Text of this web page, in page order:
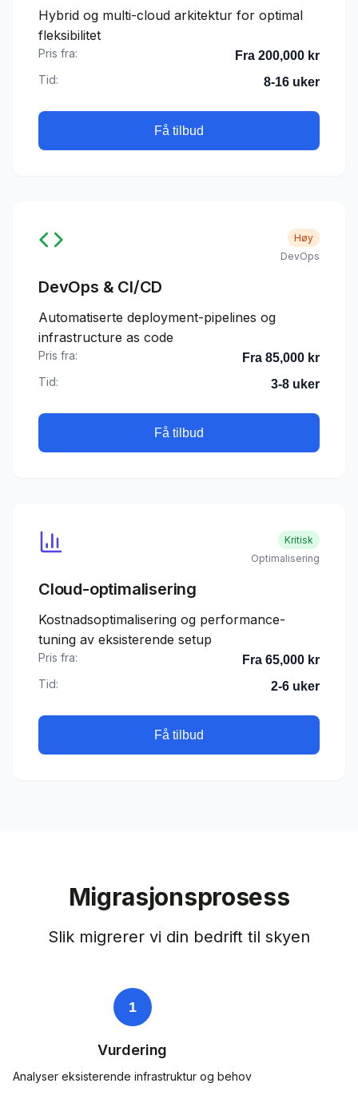
Hybrid og multi-cloud arkitektur for optimal
fleksibilitet
Pris fra:
Fra 200,000 kr
Tid:
8-16 uker
Få tilbud
Høy
DevOps
DevOps & CI/CD
Automatiserte deployment-pipelines og
infrastructure as code
Pris fra:
Fra 85,000 kr
Tid:
3-8 uker
Få tilbud
Kritisk
Optimalisering
Cloud-optimalisering
Kostnadsoptimalisering og performance-
tuning av eksisterende setup
Pris fra:
Fra 65,000 kr
Tid:
2-6 uker
Få tilbud
Migrasjonsprosess
Slik migrerer vi din bedrift til skyen
1
Vurdering
Analyser eksisterende infrastruktur og behov